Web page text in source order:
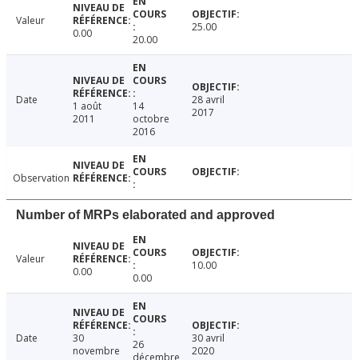
Valeur
0.00
20.00
25.00
Date
1 août
2011
14
octobre
2016
28 avril
2017
Observation
Number of MRPs elaborated and approved
Valeur
0.00
0.00
10.00
Date
30
novembre
26
30 avril
2020